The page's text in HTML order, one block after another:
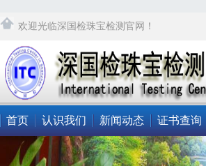
欢迎光临深国检珠宝检测官网！
首页 认识我们 新闻动态 证书查询